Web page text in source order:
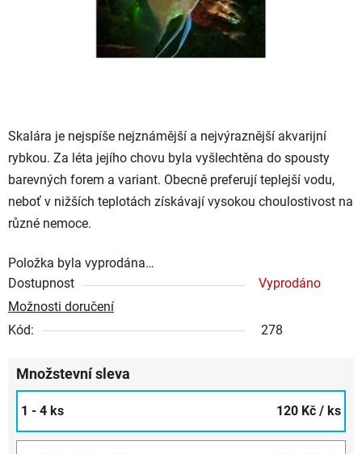
Skalára je nejspíše nejznámější a nejvýraznější akvarijní
rybkou. Za léta jejího chovu byla vyšlechtěna do spousty
barevných forem a variant. Obecně preferují teplejší vodu,
neboť v nižších teplotách získávají vysokou choulostivost na
různé nemoce.
Položka byla vyprodána…
Dostupnost
Vyprodáno
Možnosti doručení
Kód:
278
Množstevní sleva
1 - 4 ks 120 Kč / ks